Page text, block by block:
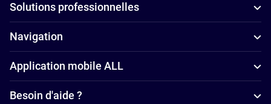
Solutions professionnelles
Navigation
Application mobile ALL
Besoin d'aide ?